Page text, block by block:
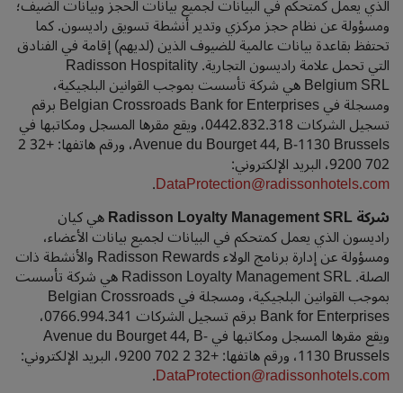
الذي يعمل كمتحكم في البيانات لجميع بيانات الحجز وبيانات الضيف؛
ومسؤولة عن نظام حجز مركزي وتدير أنشطة تسويق راديسون. كما
تحتفظ بقاعدة بيانات عالمية للضيوف الذين (لديهم) إقامة في الفنادق
التي تحمل علامة راديسون التجارية. Radisson Hospitality
Belgium SRL هي شركة تأسست بموجب القوانين البلجيكية،
ومسجلة في Belgian Crossroads Bank for Enterprises برقم
تسجيل الشركات 0442.832.318، ويقع مقرها المسجل ومكاتبها في
Avenue du Bourget 44, B-1130 Brussels، ورقم هاتفها: +32 2
702 9200، البريد الإلكتروني:
DataProtection@radissonhotels.com
.
شركة Radisson Loyalty Management SRL
هي كيان
راديسون الذي يعمل كمتحكم في البيانات لجميع بيانات الأعضاء،
ومسؤولة عن إدارة برنامج الولاء Radisson Rewards والأنشطة ذات
الصلة. Radisson Loyalty Management SRL هي شركة تأسست
بموجب القوانين البلجيكية، ومسجلة في Belgian Crossroads
Bank for Enterprises برقم تسجيل الشركات 0766.994.341،
ويقع مقرها المسجل ومكاتبها في Avenue du Bourget 44, B-
1130 Brussels، ورقم هاتفها: +32 2 702 9200، البريد الإلكتروني:
DataProtection@radissonhotels.com
.